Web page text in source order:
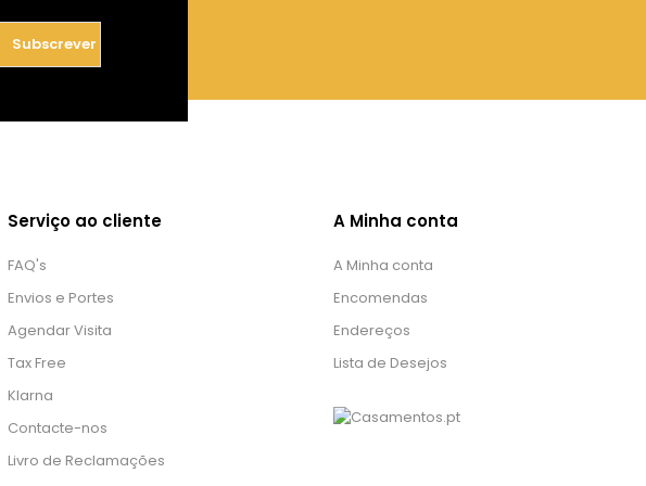
Subscrever
Serviço ao cliente
FAQ's
Envios e Portes
Agendar Visita
Tax Free
Klarna
Contacte-nos
Livro de Reclamações
A Minha conta
A Minha conta
Encomendas
Endereços
Lista de Desejos